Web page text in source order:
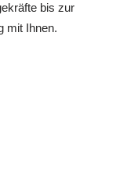
bis zur
mit Ihnen.